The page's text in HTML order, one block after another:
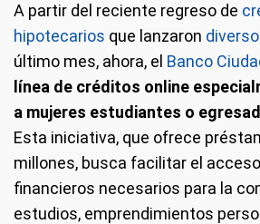
A partir del reciente regreso de
hipotecarios que lanzaron
último mes, ahora, el Banco
línea de créditos online
a mujeres estudiantes o
Esta iniciativa, que ofrece
millones, busca facilitar el
financieros necesarios para la
estudios, emprendimientos